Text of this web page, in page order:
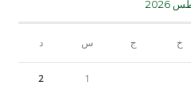
2026
خ ج س د
1
2